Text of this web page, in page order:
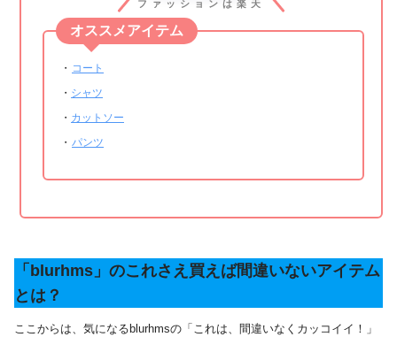
ファッションは楽天
オススメアイテム
・ コート
・ シャツ
・ カットソー
・ パンツ
「blurhms」のこれさえ買えば間違いないアイテム
とは？
ここからは、気になるblurhmsの「これは、間違いなくカッコイイ！」